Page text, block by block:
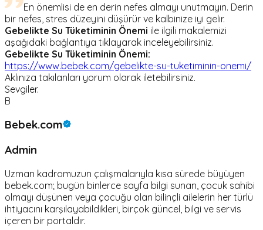
En önemlisi de en derin nefes almayı unutmayın. Derin
bir nefes, stres düzeyini düşürür ve kalbinize iyi gelir.
Gebelikte Su Tüketiminin Önemi ile ilgili makalemizi
aşağıdaki bağlantıya tıklayarak inceleyebilirsiniz.
Gebelikte Su Tüketiminin Önemi:
https://www.bebek.com/gebelikte-su-tuketiminin-onemi/
Aklınıza takılanları yorum olarak iletebilirsiniz.
Sevgiler.
B
Bebek.com
Admin
Uzman kadromuzun çalışmalarıyla kısa sürede büyüyen
bebek.com; bugün binlerce sayfa bilgi sunan, çocuk sahibi
olmayı düşünen veya çocuğu olan bilinçli ailelerin her türlü
ihtiyacını karşılayabildikleri, birçok güncel, bilgi ve servis
içeren bir portaldır.